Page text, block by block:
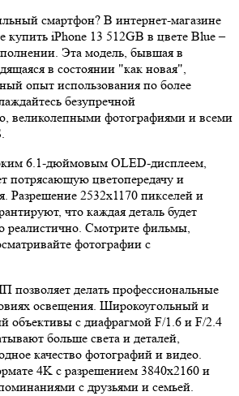
смартфон? В интернет-магазине
iPhone 13 512GB в цвете Blue –
Эта модель, бывшая в
в состоянии "как новая",
опыт использования по более
безупречной
великолепными фотографиями и всеми
6.1-дюймовым OLED-дисплеем,
потрясающую цветопередачу и
Разрешение 2532x1170 пикселей и
что каждая деталь будет
реалистично. Смотрите фильмы,
фотографии с
позволяет делать профессиональные
освещения. Широкоугольный и
объективы с диафрагмой F/1.6 и F/2.4
больше света и деталей,
качество фотографий и видео.
4K с разрешением 3840x2160 и
с друзьями и семьей.